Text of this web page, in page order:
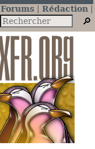
Forums
Rédaction